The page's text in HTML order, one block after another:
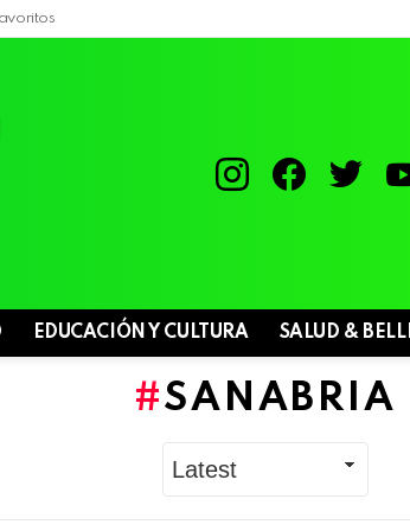
EDUCACIÓN Y CULTURA SALUD &
SANABRIA